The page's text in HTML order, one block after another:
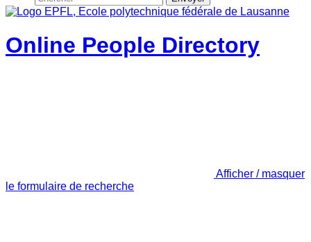
Online People Directory
Afficher / masquer
le formulaire de recherche